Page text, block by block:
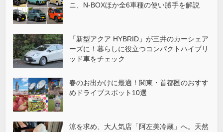
ニ、N-BOXほか全6車種の使い勝手を解説
「新型アクア HYBRID」が三井のカーシェア
ーズに！暮らしに役立つコンパクトハイブリ
ッド車をチェック
春のお出かけに最適！関東・首都圏のおすす
めドライブスポット10選
涼を求め、大人気店「阿左美冷蔵」へ。天然